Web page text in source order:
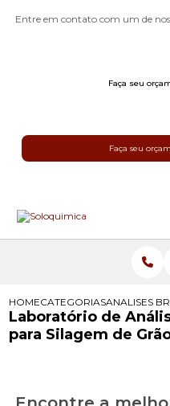
Entre em contato com um de
Faça seu
Faça seu
HOMECATEGORIASANALISES
Laboratório de
para Silagem de